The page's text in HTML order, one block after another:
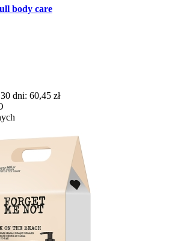
body care
dni: 60,45 zł